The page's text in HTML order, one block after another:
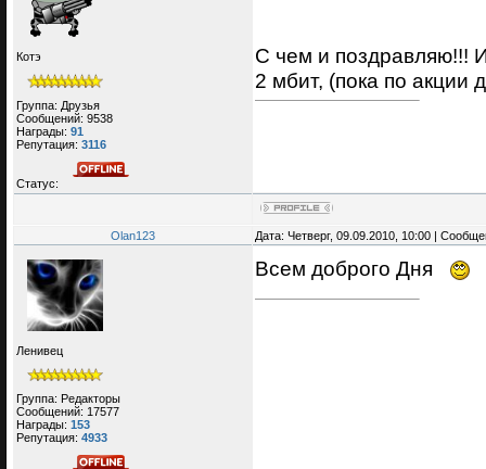
Котэ
Группа: Друзья
Сообщений: 9538
Награды: 91
Репутация: 3116
Статус:
С чем и поздравляю!!!
2 мбит, (пока по акции
Olan123 Дата: Четверг, 09.09.2010, 10:00 |
Ленивец
Группа: Редакторы
Сообщений: 17577
Награды: 153
Репутация: 4933
Всем доброго Дня